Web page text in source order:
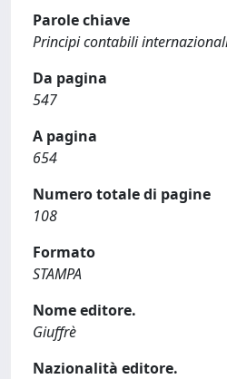
Parole chiave
Principi contabili
Da pagina
547
A pagina
654
Numero totale di pagine
108
Formato
STAMPA
Nome editore.
Giuffrè
Nazionalità editore.